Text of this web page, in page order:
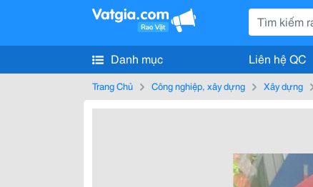
Danh mục Liên hệ QC
Trang Chủ Công nghiệp, xây dựng Xây dựng